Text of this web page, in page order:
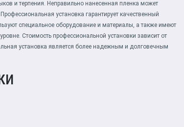
и терпения. Неправильно нанесенная пленка может
установка гарантирует качественный
специальное оборудование и материалы, а также имеют
Стоимость профессиональной установки зависит от
установка является более надежным и долговечным